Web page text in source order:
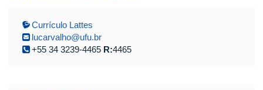
Currículo Lattes
lucarvalho@ufu.br
+55 34 3239-4465 R:4465